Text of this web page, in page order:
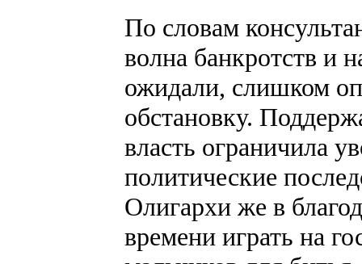
По словам
волна банкротств и
ожидали, слишком
обстановку.
власть ограничила
политические
Олигархи же в
времени играть на